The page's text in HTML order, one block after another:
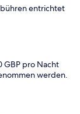
entrichtet
GBP pro Nacht
werden.